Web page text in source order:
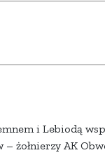
i Lebiodą
– żołnierzy AK